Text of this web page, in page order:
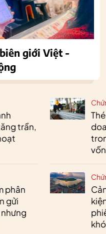
trần,
phân
gửi
vốn
giới Việt -